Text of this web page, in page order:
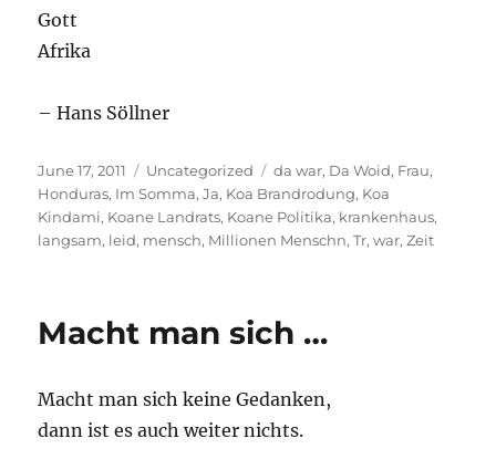
Gott
Afrika
– Hans Söllner
Posted
on
June 17, 2011 Categories
Uncategorized Tags
da war, Da Woid, Frau,
Honduras, Im Somma,Ja, Koa Brandrodung, Koa
Kindami, Koane Landrats, Koane Politika, krankenhaus,
langsam, leid, mensch, Millionen Menschn,Tr,war,Zeit
Macht man sich …
Macht man sich keine Gedanken,
dann ist es auch weiter nichts.